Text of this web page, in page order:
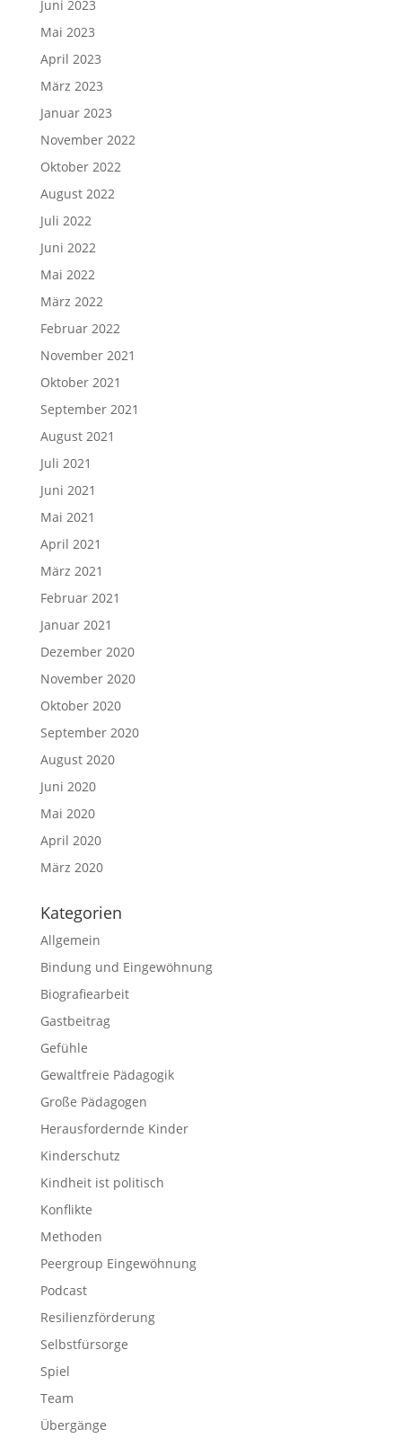
Juni 2023
Mai 2023
April 2023
März 2023
Januar 2023
November 2022
Oktober 2022
August 2022
Juli 2022
Juni 2022
Mai 2022
März 2022
Februar 2022
November 2021
Oktober 2021
September 2021
August 2021
Juli 2021
Juni 2021
Mai 2021
April 2021
März 2021
Februar 2021
Januar 2021
Dezember 2020
November 2020
Oktober 2020
September 2020
August 2020
Juni 2020
Mai 2020
April 2020
März 2020
Kategorien
Allgemein
Bindung und Eingewöhnung
Biografiearbeit
Gastbeitrag
Gefühle
Gewaltfreie Pädagogik
Große Pädagogen
Herausfordernde Kinder
Kinderschutz
Kindheit ist politisch
Konflikte
Methoden
Peergroup Eingewöhnung
Podcast
Resilienzförderung
Selbstfürsorge
Spiel
Team
Übergänge